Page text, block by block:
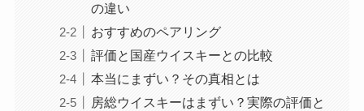
の違い
おすすめのペアリング
評価と国産ウイスキーとの比較
本当にまずい？その真相とは
房総ウイスキーはまずい？実際の評価と